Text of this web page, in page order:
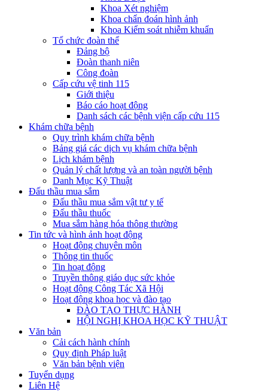
Khoa Xét nghiệm
Khoa chẩn đoán hình ảnh
Khoa Kiểm soát nhiễm khuẩn
Tổ chức đoàn thể
Đảng bộ
Đoàn thanh niên
Công đoàn
Cấp cứu vệ tinh 115
Giới thiệu
Báo cáo hoạt động
Danh sách các bệnh viện cấp cứu 115
Khám chữa bệnh
Quy trình khám chữa bệnh
Bảng giá các dịch vụ khám chữa bệnh
Lịch khám bệnh
Quản lý chất lượng và an toàn người bệnh
Danh Mục Kỹ Thuật
Đấu thầu mua sắm
Đấu thầu mua sắm vật tư y tế
Đấu thầu thuốc
Mua sắm hàng hóa thông thường
Tin tức và hình ảnh hoạt động
Hoạt động chuyên môn
Thông tin thuốc
Tin hoạt động
Truyền thông giáo dục sức khỏe
Hoạt động Công Tác Xã Hội
Hoạt động khoa học và đào tạo
ĐÀO TẠO THỰC HÀNH
HỘI NGHỊ KHOA HỌC KỸ THUẬT
Văn bản
Cải cách hành chính
Quy định Pháp luật
Văn bản bệnh viện
Tuyển dụng
Liên Hệ